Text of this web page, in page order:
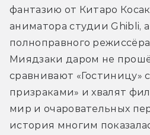
фантазию от Китаро
аниматора студии Ghibli,
полноправного
Миядзаки даром не
сравнивают «Гостиницу»
призраками» и хвалят
мир и очаровательных
история многим